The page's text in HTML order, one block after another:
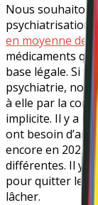
Nous
psychiatrisation
en moyenne de
médicaments
base légale. Si
psychiatrie, nous
à elle par la
implicite. Il y a
ont besoin
encore en 2022,
différentes. Il y a
pour quitter le
lâcher.